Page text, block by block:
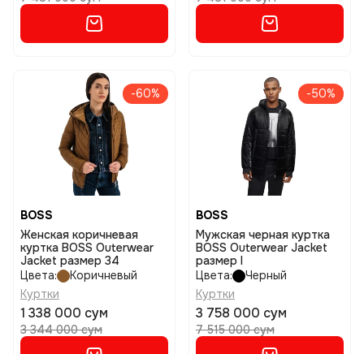
-60%
BOSS
Женская коричневая
куртка BOSS Outerwear
Jacket размер 34
Цвета:
Коричневый
Куртки
1 338 000 сум
3 344 000 сум
-50%
BOSS
Мужская черная куртка
BOSS Outerwear Jacket
размер l
Цвета:
Черный
Куртки
3 758 000 сум
7 515 000 сум